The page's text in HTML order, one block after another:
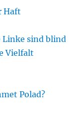
Haft
Linke sind blind
Vielfalt
Polad?